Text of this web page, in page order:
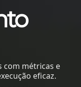
com métricas e
eficaz.